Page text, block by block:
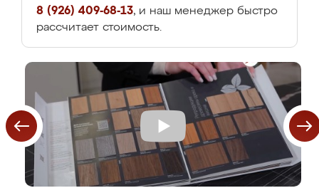
8 (926) 409-68-13, и наш менеджер быстро
рассчитает стоимость.